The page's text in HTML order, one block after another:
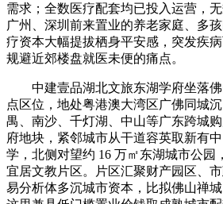
需求；全数医疗配套均已投入运营，
广州、深圳前来置业的养老家庭、多
疗资本大幅提拔栖身平安感，突发疾
规避近郊楼盘就医未便的痛点。
中建壹品湖北文旅东湖学府坐落佛
点区位，地处粤港澳大湾区广佛同城
禺、南沙、千灯湖、中山等广东跨城
府地块，紧邻城市从干道容英取新有
学，北侧对望约 16 万㎡东湖城市公园
宜居文教片区。片区汇聚财产园区、
易分析体多沉城市资本，比拟佛山禅